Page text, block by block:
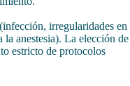
irregularidades en
la anestesia). La elección de
estricto de protocolos